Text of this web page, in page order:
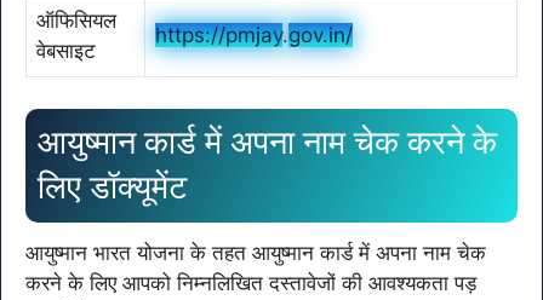
ऑफिसियल
वेबसाइट
https://pmjay.gov.in/
आयुष्मान कार्ड में अपना नाम चेक करने के
लिए डॉक्यूमेंट
आयुष्मान भारत योजना के तहत आयुष्मान कार्ड में अपना नाम चेक
करने के लिए आपको निम्नलिखित दस्तावेजों की आवश्यकता पड़